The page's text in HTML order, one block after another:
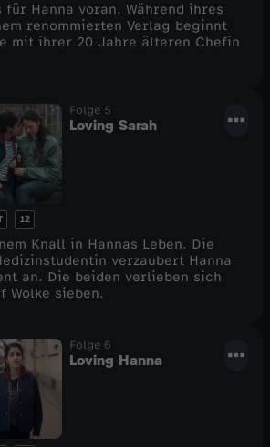
Hanna voran. Während ihres
renommierten Verlag beginnt
mit ihrer 20 Jahre älteren Chefin
Folge 5
Loving Sarah
12
Knall in Hannas Leben. Die
verzaubert Hanna
an. Die beiden verlieben sich
Wolke sieben.
Folge 6
Loving Hanna